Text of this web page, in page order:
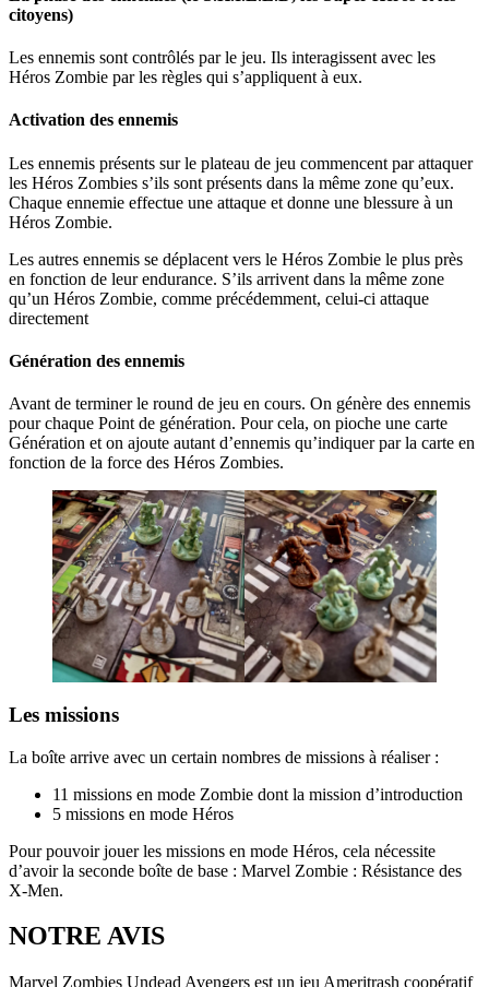
citoyens)
Les ennemis sont contrôlés par le jeu. Ils interagissent avec les
Héros Zombie par les règles qui s’appliquent à eux.
Activation des ennemis
Les ennemis présents sur le plateau de jeu commencent par attaquer
les Héros Zombies s’ils sont présents dans la même zone qu’eux.
Chaque ennemie effectue une attaque et donne une blessure à un
Héros Zombie.
Les autres ennemis se déplacent vers le Héros Zombie le plus près
en fonction de leur endurance. S’ils arrivent dans la même zone
qu’un Héros Zombie, comme précédemment, celui-ci attaque
directement
Génération des ennemis
Avant de terminer le round de jeu en cours. On génère des ennemis
pour chaque Point de génération. Pour cela, on pioche une carte
Génération et on ajoute autant d’ennemis qu’indiquer par la carte en
fonction de la force des Héros Zombies.
Les missions
La boîte arrive avec un certain nombres de missions à réaliser :
11 missions en mode Zombie dont la mission d’introduction
5 missions en mode Héros
Pour pouvoir jouer les missions en mode Héros, cela nécessite
d’avoir la seconde boîte de base : Marvel Zombie : Résistance des
X-Men.
NOTRE AVIS
Marvel Zombies Undead Avengers est un jeu Ameritrash coopératif